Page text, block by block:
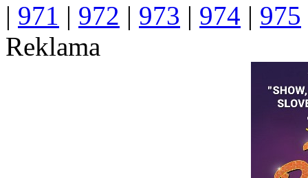
| 971 | 972 | 973 | 974 | 975
Reklama